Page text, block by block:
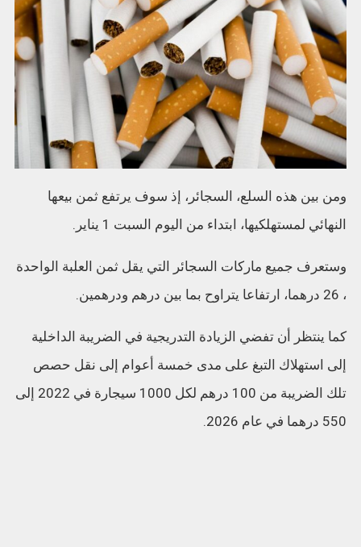
ومن بين هذه السلع، السجائر، إذ سوف يرتفع ثمن بيعها
النهائي لمستهلكيها، ابتداء من اليوم السبت 1 يناير.
وستعرف جميع ماركات السجائر التي يقل ثمن العلبة الواحدة
، 26 درهما، ارتفاعا يتراوح بما بين درهم ودرهمين.
كما ينتظر أن تفضي الزيادة التدريجية في الضريبة الداخلية
إلى استهلاك التبغ على مدى خمسة أعوام إلى نقل حصص
تلك الضريبة من 100 درهم لكل 1000 سيجارة في 2022 إلى
550 درهما في عام 2026.